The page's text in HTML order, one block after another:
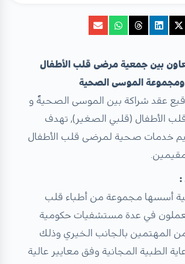
بين جمعية مرضى قلب الأطفال
ومجموعة الموسى الصحية
عقد شراكة بين الموسى الصحيةً و
الأطفال (قلبي الصغير), تهدف
خدمات صحية لمرضى قلب الأطفال
:
أسسها مجموعة من أطباء قلب
يعملون في عدة مستشفيات حكومية
المهتمين بالجانب الخيري وذلك
الطبية المجانية وفق معايير عالية